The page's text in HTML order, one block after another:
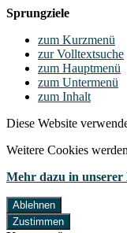
Sprungziele
zum Kurzmenü
zur Volltextsuche
zum Hauptmenü
zum Untermenü
zum Inhalt
Diese Website
Weitere Cookies
Mehr dazu in
Ablehnen
Zustimmen